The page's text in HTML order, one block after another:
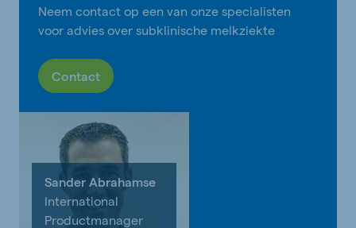
Neem contact op een van onze specialisten
voor advies over subklinische melkziekte
Contact
Sander Abrahamse
International
Productmanager